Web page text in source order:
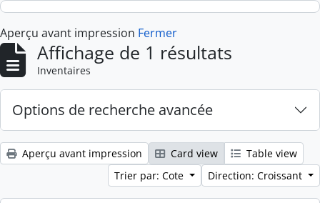
Skip to main content
Aperçu avant impression Fermer
Affichage de 1 résultats
Inventaires
Options de recherche avancée
Aperçu avant impression Card view
Table view
Trier par: Cote
Direction: Croissant